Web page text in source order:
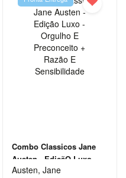
Combo Classicos Jane
Austen - EdiçãO Luxo -
Orgulho E Preconceito +
Austen, Jane